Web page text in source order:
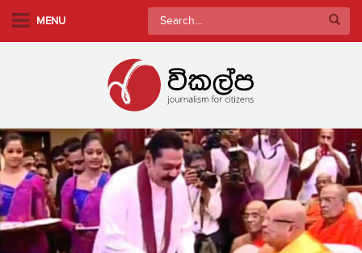
m
a
i
n
c
o
MENU
Search
for: